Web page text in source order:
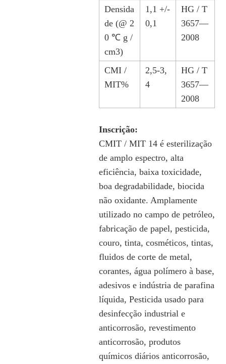
Densida
de (@ 2
0 ℃ g /
cm3)
1,1 +/-
0,1
HG / T
3657—
2008
CMI /
MIT%
2,5-3,
4
HG / T
3657—
2008
Inscrição:
CMIT / MIT 14 é esterilização
de amplo espectro, alta
eficiência, baixa toxicidade,
boa degradabilidade, biocida
não oxidante. Amplamente
utilizado no campo de petróleo,
fabricação de papel, pesticida,
couro, tinta, cosméticos, tintas,
fluidos de corte de metal,
corantes, água polímero à base,
adesivos e indústria de parafina
líquida, Pesticida usado para
desinfecção industrial e
anticorrosão, revestimento
anticorrosão, produtos
químicos diários anticorrosão,